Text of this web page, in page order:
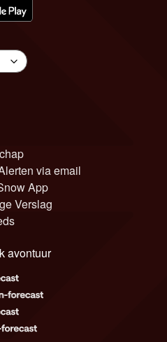
via email
App
Verslag
avontuur